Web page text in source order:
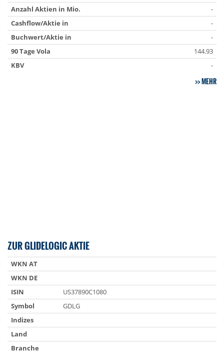
Anzahl Aktien in Mio.
-
Cashflow/Aktie in
-
Buchwert/Aktie in
-
90 Tage Vola
144.93
KBV
-
MEHR
ZUR GLIDELOGIC AKTIE
WKN AT
WKN DE
ISIN
US37890C1080
Symbol
GDLG
Indizes
Land
Branche